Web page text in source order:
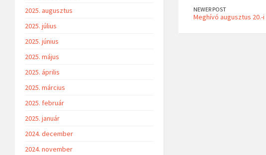
NEWER POST
Meghívó augusztus 20.-
2025. augusztus
2025. július
2025. június
2025. május
2025. április
2025. március
2025. február
2025. január
2024. december
2024. november